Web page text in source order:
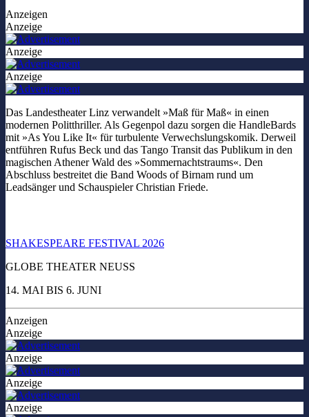
Anzeigen
Anzeige
Anzeige
Anzeige
Das Landestheater Linz verwandelt »Maß für Maß« in einen
modernen Politthriller. Als Gegenpol dazu sorgen die HandleBards
mit »As You Like It« für turbulente Verwechslungskomik. Derweil
entführen Rufus Beck und das Tango Transit das Publikum in den
magischen Athener Wald des »Sommernachtstraums«. Den
Abschluss bestreitet die Band Woods of Birnam rund um
Leadsänger und Schauspieler Christian Friede.
SHAKESPEARE FESTIVAL 2026
GLOBE THEATER NEUSS
14. MAI BIS 6. JUNI
Anzeigen
Anzeige
Anzeige
Anzeige
Anzeige